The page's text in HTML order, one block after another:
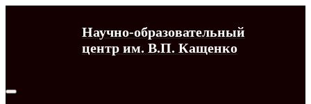
Научно-образовательный
центр им. В.П. Кащенко